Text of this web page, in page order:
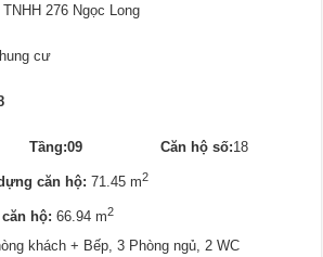
276 Ngọc Long
cư
Tầng:09 Căn hộ số:18
căn hộ:71.45 m2
hộ: 66.94 m2
khách + Bếp, 3 Phòng ngủ, 2 WC